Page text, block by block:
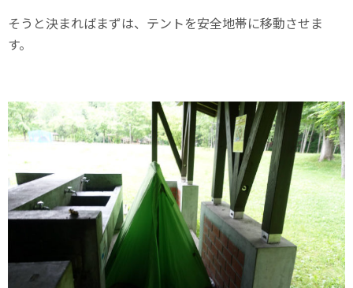
そうと決まればまずは、テントを安全地帯に移動させま
す。